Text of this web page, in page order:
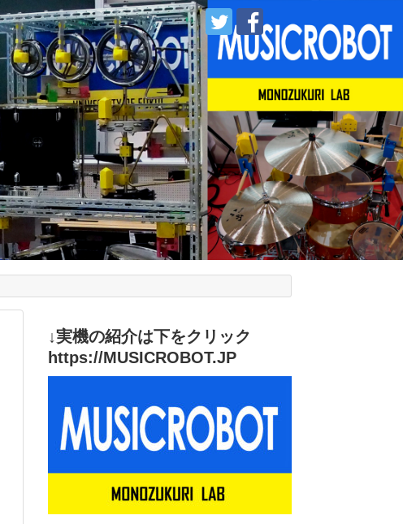
↓実機の紹介は下をクリック
https://MUSICROBOT.JP